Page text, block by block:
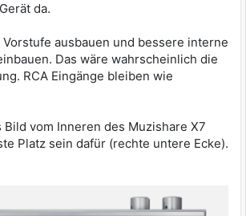
da.
ausbauen und bessere interne
Das wäre wahrscheinlich die
RCA Eingänge bleiben wie
Bild vom Inneren des Muzishare X7
Platz sein dafür (rechte untere Ecke).